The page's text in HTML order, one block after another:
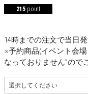
215 point
14時までの注文で当日
※予約商品(イベント会
なっておりません”ので